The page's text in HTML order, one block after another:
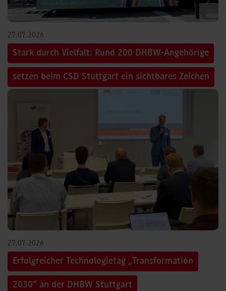
27.07.2026
Stark durch Vielfalt: Rund 200 DHBW-Angehörige
setzen beim CSD Stuttgart ein sichtbares Zeichen
27.07.2026
Erfolgreicher Technologietag „Transformation
2030“ an der DHBW Stuttgart